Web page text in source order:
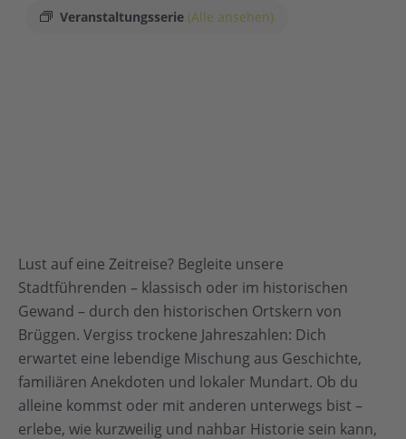
Veranstaltungsserie (Alle ansehen)
Lust auf eine Zeitreise? Begleite unsere
Stadtführenden – klassisch oder im historischen
Gewand – durch den historischen Ortskern von
Brüggen. Vergiss trockene Jahreszahlen: Dich
erwartet eine lebendige Mischung aus Geschichte,
familiären Anekdoten und lokaler Mundart. Ob du
alleine kommst oder mit anderen unterwegs bist –
erlebe, wie kurzweilig und nahbar Historie sein kann,